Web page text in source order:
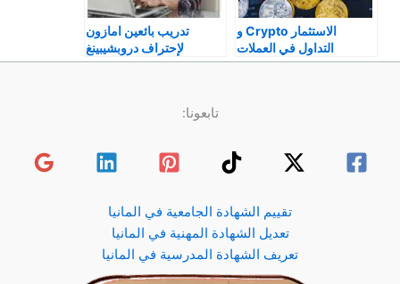
الاستثمار Crypto و
التداول في العملات
الرقمية المانيا 2025
تدريب بائعين امازون
لإحتراف دروبشيبينغ
تابعونا:
تقييم الشهادة الجامعية في المانيا
تعديل الشهادة المهنية في المانيا
تعريف الشهادة المدرسية في المانيا